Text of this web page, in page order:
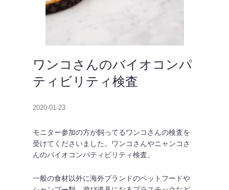
ワンコさんのバイオコンパ
ティビリティ検査
2020-01-23
モニター参加の方が飼ってるワンコさんの検査を
受けてくださいました。ワンコさんやニャンコさ
んのバイオコンパティビリティ検査。
一般の食材以外に海外ブランドのペットフードや